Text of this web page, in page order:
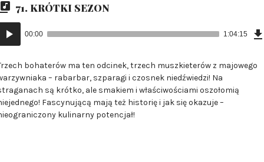
71. KRÓTKI SEZON
00:00 1:04:15
bohaterów ma ten odcinek, trzech muszkieterów z majowego
– rabarbar, szparagi i czosnek niedźwiedzi! Na
są krótko, ale smakiem i właściwościami oszołomią
Fascynującą mają też historię i jak się okazuje –
kulinarny potencjał!